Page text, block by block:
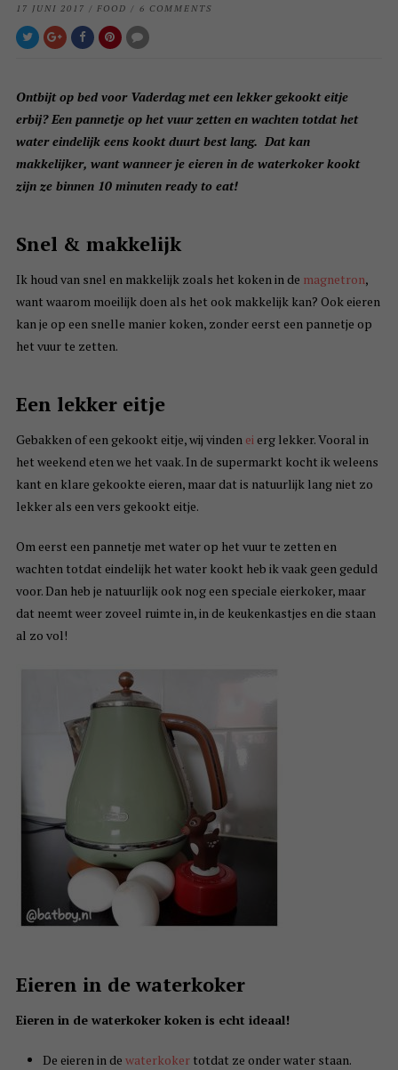
17 JUNI 2017 / FOOD / 6 COMMENTS
Ontbijt op bed voor Vaderdag met een lekker gekookt eitje
erbij?Een pannetje op het vuur zetten en wachten totdat het
water eindelijk eens kookt duurt best lang. Dat kan
makkelijker, want wanneer je eieren in de waterkoker kookt
zijn ze binnen 10 minuten ready to eat!
Snel & makkelijk
Ik houd van snel en makkelijk zoals het koken in de magnetron,
want waarom moeilijk doen als het ook makkelijk kan? Ook eieren
kan je op een snelle manier koken, zonder eerst een pannetje op
het vuur te zetten.
Een lekker eitje
Gebakken of een gekookt eitje, wij vinden eierg lekker. Vooral in
het weekend eten we het vaak. In de supermarkt kocht ik weleens
kant en klare gekookte eieren, maar dat is natuurlijk lang niet zo
lekker als een vers gekookt eitje.
Om eerst een pannetje met water op het vuur te zetten en
wachten totdat eindelijk het water kookt heb ik vaak geen geduld
voor. Dan heb je natuurlijk ook nog een speciale eierkoker, maar
dat neemt weer zoveel ruimte in, in de keukenkastjes en die staan
al zo vol!
Eieren in de waterkoker
Eieren in de waterkoker koken is echt ideaal!
De eieren in de waterkokertotdat ze onder water staan.